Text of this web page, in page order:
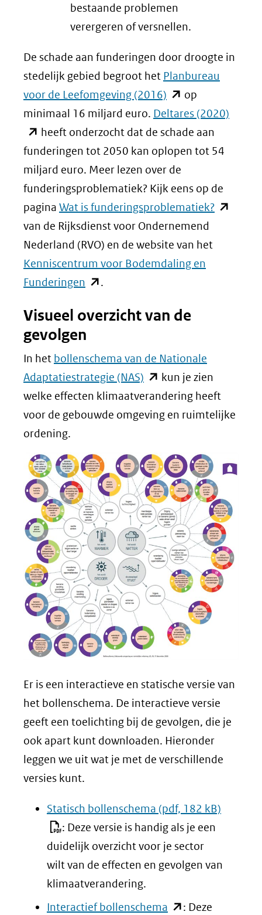
bestaande problemen
verergeren of versnellen.
De schade aan funderingen door droogte in
stedelijk gebied begroot het Planbureau
voor de Leefomgeving (2016) (opent
in
nieuw
venster)
(verwijst
naar
een
andere
website)
op
minimaal 16 miljard euro. Deltares (2020)
heeft onderzocht dat de schade aan
funderingen tot 2050 kan oplopen tot 54
miljard euro. Meer lezen over de
funderingsproblematiek? Kijk eens op de
pagina Wat is funderingsproblematiek?(opent
van de Rijksdienst voor Ondernemend
Nederland (RVO) en de website van het
Kenniscentrum voor Bodemdaling en
Funderingen (opent
nieuw
venster)
(verwijst
naar
een
andere
.
Visueel overzicht van de
gevolgen
In het bollenschema van de Nationale
Adaptatiestrategie (NAS) (opent
in
nieuw
(verwijst
naar
een
andere
website)
kun je zien
welke effecten klimaatverandering heeft
voor de gebouwde omgeving en ruimtelijke
ordening.
Er is een interactieve en statische versie van
het bollenschema. De interactieve versie
geeft een toelichting bij de gevolgen, die je
ook apart kunt downloaden. Hieronder
leggen we uit wat je met de verschillende
versies kunt.
Statisch bollenschema (pdf, 182 kB)
: Deze versie is handig als je een
duidelijk overzicht voor je sector
wilt van de effecten en gevolgen van
klimaatverandering.
Interactief bollenschema (opent
: Deze